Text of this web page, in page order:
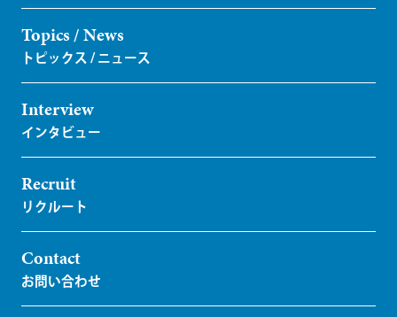
Topics / News
Interview
Recruit
Contact